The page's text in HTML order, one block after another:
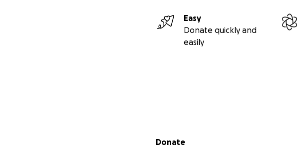
Easy
Donate quickly and
easily
Secondary menu
Donate